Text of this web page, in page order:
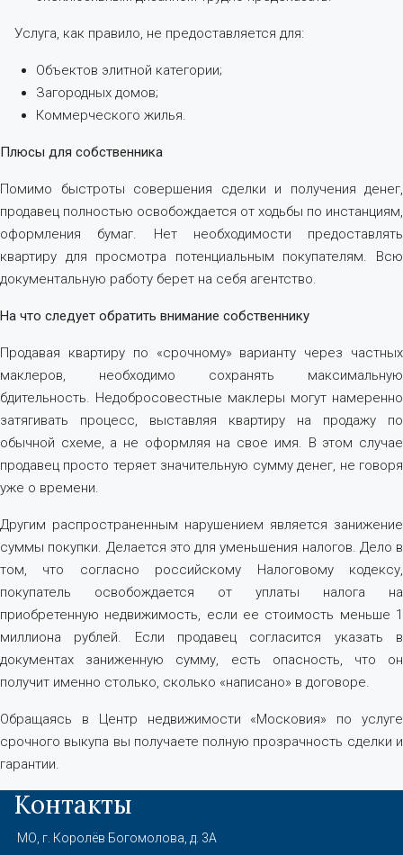
Услуга, как правило, не предоставляется для:
Объектов элитной категории;
Загородных домов;
Коммерческого жилья.
Плюсы для собственника
Помимо быстроты совершения сделки и получения денег,
продавец полностью освобождается от ходьбы по инстанциям,
оформления бумаг. Нет необходимости предоставлять
квартиру для просмотра потенциальным покупателям. Всю
документальную работу берет на себя агентство.
На что следует обратить внимание собственнику
Продавая квартиру по «срочному» варианту через частных
маклеров, необходимо сохранять максимальную
бдительность. Недобросовестные маклеры могут намеренно
затягивать процесс, выставляя квартиру на продажу по
обычной схеме, а не оформляя на свое имя. В этом случае
продавец просто теряет значительную сумму денег, не говоря
уже о времени.
Другим распространенным нарушением является занижение
суммы покупки. Делается это для уменьшения налогов. Дело в
том, что согласно российскому Налоговому кодексу,
покупатель освобождается от уплаты налога на
приобретенную недвижимость, если ее стоимость меньше 1
миллиона рублей. Если продавец согласится указать в
документах заниженную сумму, есть опасность, что он
получит именно столько, сколько «написано» в договоре.
Обращаясь в Центр недвижимости «Московия» по услуге
срочного выкупа вы получаете полную прозрачность сделки и
гарантии.
Контакты
МО, г. Королёв Богомолова, д. 3А